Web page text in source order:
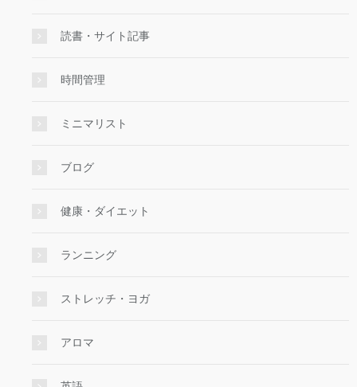
読書・サイト記事
時間管理
ミニマリスト
ブログ
健康・ダイエット
ランニング
ストレッチ・ヨガ
アロマ